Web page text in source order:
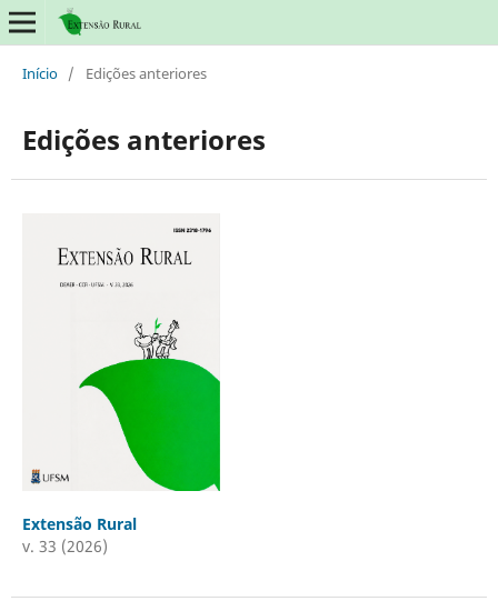
Início / Edições anteriores
Edições anteriores
Extensão Rural
v. 33 (2026)